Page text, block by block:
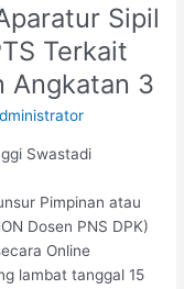
Sipil
Terkait
Angkatan 3
Swastadi
Pimpinan atau
Dosen PNS DPK)
Online
lambat tanggal 15